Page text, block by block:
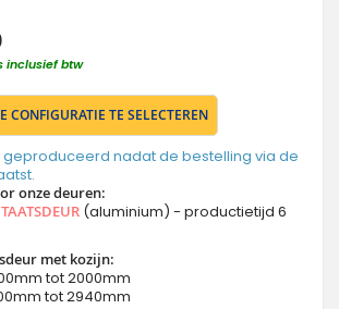
inclusief btw
CONFIGURATIE TE SELECTEREN
nadat de bestelling via de
onze deuren:
TAATSDEUR (aluminium) - productietijd 6
met kozijn:
tot 2000mm
tot 2940mm